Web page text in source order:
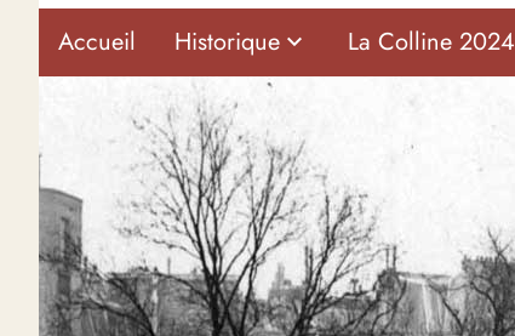
Accueil Historique La Сolline 2024